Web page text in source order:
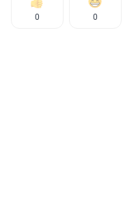
0 0